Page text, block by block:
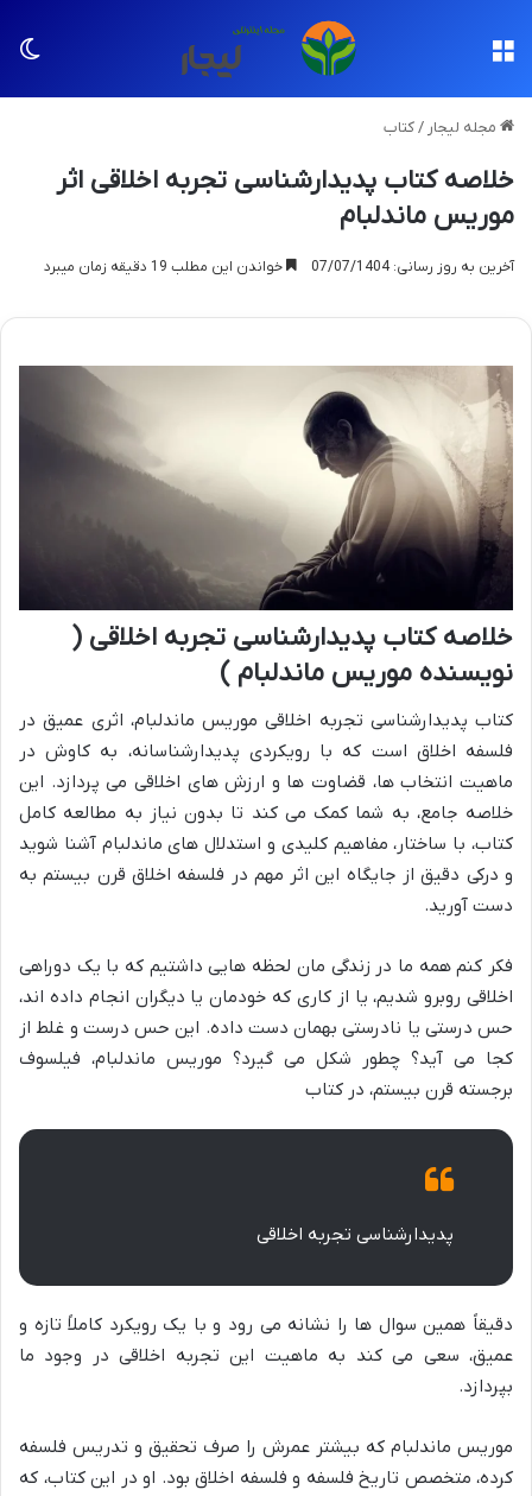
مجله لیجار /کتاب
خلاصه کتاب پدیدارشناسی تجربه اخلاقی اثر
موریس ماندلبام
آخرین به روز رسانی: 07/07/1404 خواندن این مطلب 19 دقیقه زمان میبرد
خلاصه کتاب پدیدارشناسی تجربه اخلاقی (
نویسنده موریس ماندلبام )
کتاب پدیدارشناسی تجربه اخلاقی موریس ماندلبام، اثری عمیق در
فلسفه اخلاق است که با رویکردی پدیدارشناسانه، به کاوش در
ماهیت انتخاب ها، قضاوت ها و ارزش های اخلاقی می پردازد. این
خلاصه جامع، به شما کمک می کند تا بدون نیاز به مطالعه کامل
کتاب، با ساختار، مفاهیم کلیدی و استدلال های ماندلبام آشنا شوید
و درکی دقیق از جایگاه این اثر مهم در فلسفه اخلاق قرن بیستم به
دست آورید.
فکر کنم همه ما در زندگی مان لحظه هایی داشتیم که با یک دوراهی
اخلاقی روبرو شدیم، یا از کاری که خودمان یا دیگران انجام داده اند،
حس درستی یا نادرستی بهمان دست داده. این حس درست و غلط از
کجا می آید؟ چطور شکل می گیرد؟ موریس ماندلبام، فیلسوف
برجسته قرن بیستم، در کتاب
پدیدارشناسی تجربه اخلاقی
دقیقاً همین سوال ها را نشانه می رود و با یک رویکرد کاملاً تازه و
عمیق، سعی می کند به ماهیت این تجربه اخلاقی در وجود ما
بپردازد.
موریس ماندلبام که بیشتر عمرش را صرف تحقیق و تدریس فلسفه
کرده، متخصص تاریخ فلسفه و فلسفه اخلاق بود. او در این کتاب، که